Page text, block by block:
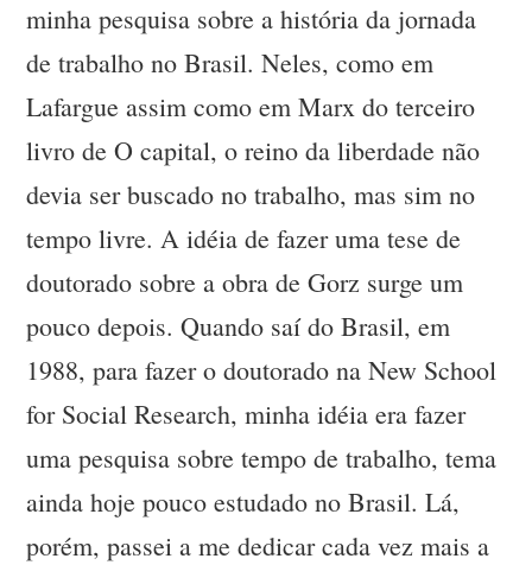
minha pesquisa sobre a história da jornada
de trabalho no Brasil. Neles, como em
Lafargue assim como em Marx do terceiro
livro de O capital, o reino da liberdade não
devia ser buscado no trabalho, mas sim no
tempo livre. A idéia de fazer uma tese de
doutorado sobre a obra de Gorz surge um
pouco depois. Quando saí do Brasil, em
1988, para fazer o doutorado na New School
for Social Research, minha idéia era fazer
uma pesquisa sobre tempo de trabalho, tema
ainda hoje pouco estudado no Brasil. Lá,
porém, passei a me dedicar cada vez mais a